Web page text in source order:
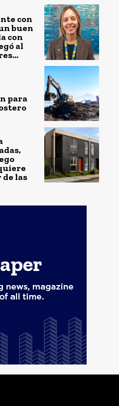
con
buen
con
al
para
las